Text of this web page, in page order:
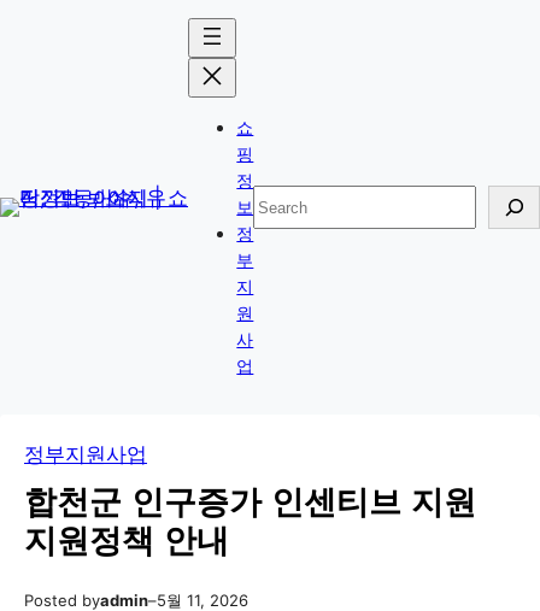
가
쇼
핑
정
보
정
부
지
원
사
업
검
색
정부지원사업
합천군 인구증가 인센티브 지원
지원정책 안내
Posted byadmin–5월 11, 2026